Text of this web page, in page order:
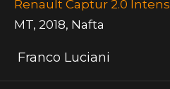
Renault Captur 2.0 Intens
MT, 2018, Nafta
Franco Luciani